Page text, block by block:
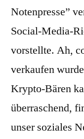
Notenpresse”
Social-Media-
vorstellte. Ah,
verkaufen
Krypto-Bären
überraschend,
unser soziales